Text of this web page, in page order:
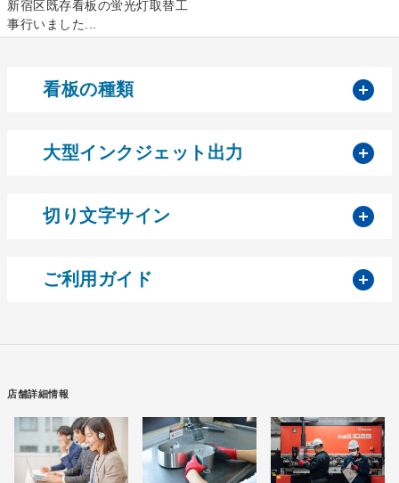
新宿区既存看板の蛍光灯取替工
事行いました...
看板の種類
大型インクジェット出力
切り文字サイン
ご利用ガイド
店舗詳細情報